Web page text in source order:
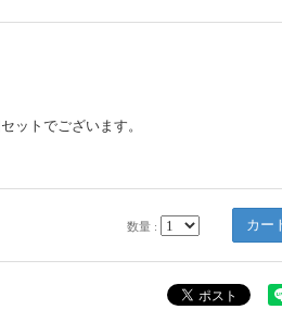
ットでございます。
数量 :